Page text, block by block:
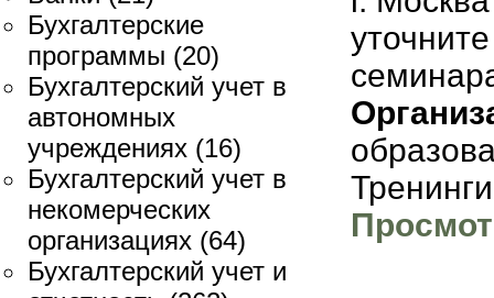
Бухгалтерские
программы (20)
Бухгалтерский учет в
автономных
учреждениях (16)
Бухгалтерский учет в
некомерческих
организациях (64)
Бухгалтерский учет и